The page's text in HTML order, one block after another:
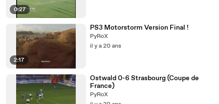
0:27
2:17
PS3 Motorstorm Version Final !
PyRoX
il y a 20 ans
Ostwald 0-6 Strasbourg (Coupe de
France)
PyRoX